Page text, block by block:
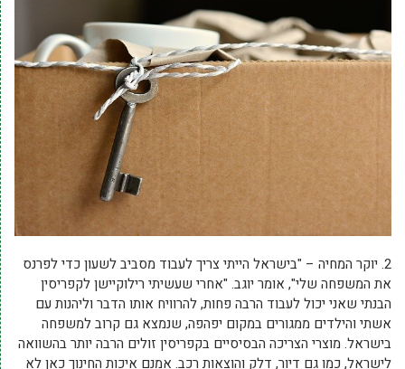
2. יוקר המחיה – "בישראל הייתי צריך לעבוד מסביב לשעון כדי לפרנס
את המשפחה שלי", אומר יוגב. "אחרי שעשיתי רילוקיישן לקפריסין
הבנתי שאני יכול לעבוד הרבה פחות, להרוויח אותו הדבר וליהנות עם
אשתי והילדים ממגורים במקום יפהפה, שנמצא גם קרוב למשפחה
בישראל. מוצרי הצריכה הבסיסיים בקפריסין זולים הרבה יותר בהשוואה
לישראל, כמו גם דיור, דלק והוצאות רכב. אמנם איכות החינוך כאן לא